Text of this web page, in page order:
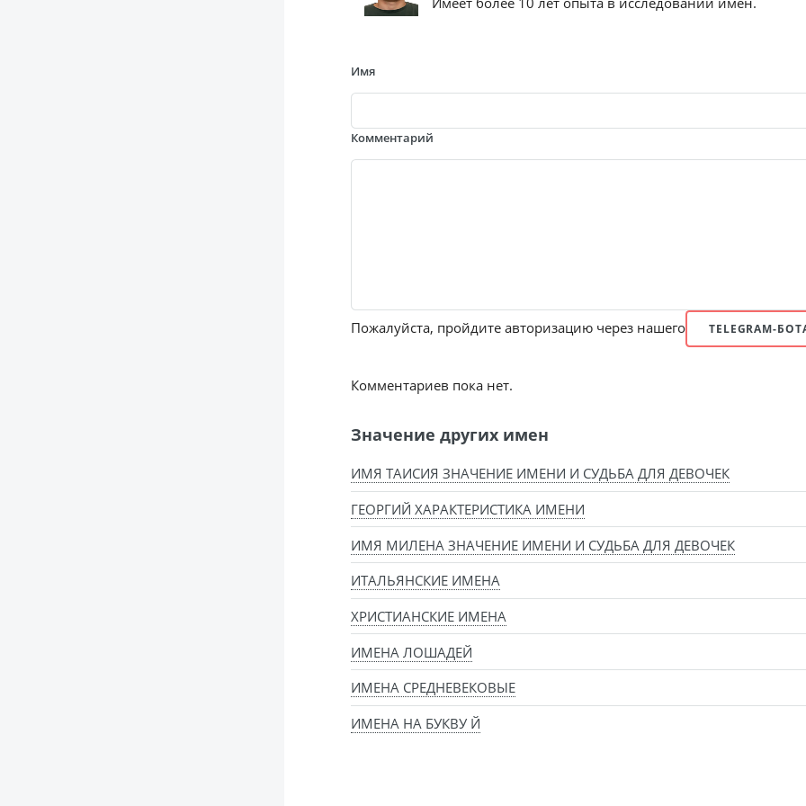
Имя
Комментарий
Пожалуйста, пройдите авторизацию через нашего TELEGRAM-
Комментариев пока нет.
Значение других имен
ИМЯ ТАИСИЯ ЗНАЧЕНИЕ ИМЕНИ И СУДЬБА ДЛЯ ДЕВОЧЕК
ГЕОРГИЙ ХАРАКТЕРИСТИКА ИМЕНИ
ИМЯ МИЛЕНА ЗНАЧЕНИЕ ИМЕНИ И СУДЬБА ДЛЯ ДЕВОЧЕК
ИТАЛЬЯНСКИЕ ИМЕНА
ХРИСТИАНСКИЕ ИМЕНА
ИМЕНА ЛОШАДЕЙ
ИМЕНА СРЕДНЕВЕКОВЫЕ
ИМЕНА НА БУКВУ Й